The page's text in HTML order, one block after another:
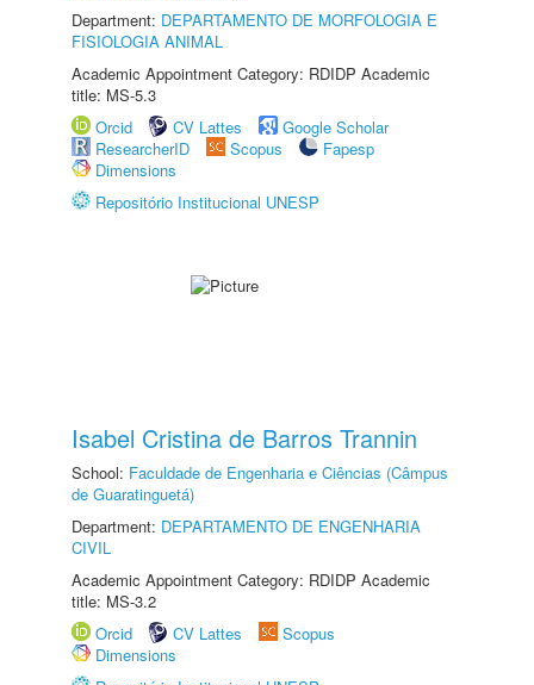
Department: DEPARTAMENTO DE MORFOLOGIA E
FISIOLOGIA ANIMAL
Academic Appointment Category: RDIDP Academic
title: MS-5.3
Orcid
CV Lattes
Google Scholar
ResearcherID
Scopus
Fapesp
Dimensions
Repositório Institucional UNESP
Isabel Cristina de Barros Trannin
School: Faculdade de Engenharia e Ciências (Câmpus
de Guaratinguetá)
Department: DEPARTAMENTO DE ENGENHARIA
CIVIL
Academic Appointment Category: RDIDP Academic
title: MS-3.2
Orcid
CV Lattes
Scopus
Dimensions